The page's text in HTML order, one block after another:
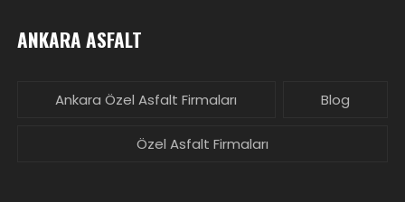
ANKARA ASFALT
Ankara Özel Asfalt Firmaları Blog
Özel Asfalt Firmaları